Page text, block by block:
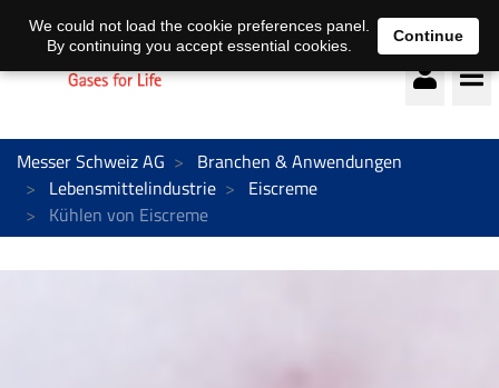
Deutsch français
Messer Schweiz AG
Branchen & Anwendungen
Lebensmittelindustrie
Eiscreme
Kühlen von Eiscreme
We could not load the cookie preferences panel.
By continuing you accept essential cookies.
Continue